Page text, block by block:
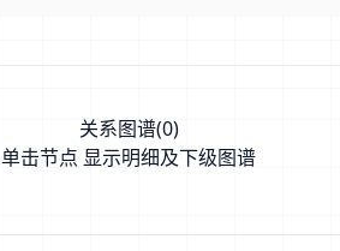
关系图谱(0)
单击节点 显示明细及下级图谱